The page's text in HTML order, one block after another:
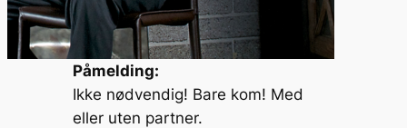
Påmelding:
Ikke nødvendig! Bare kom! Med
eller uten partner.